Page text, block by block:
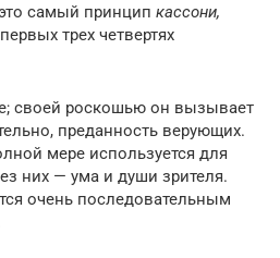
самый принцип кассони,
трех четвертях
своей роскошью он вызывает
преданность верующих.
мере используется для
них — ума и души зрителя.
очень последовательным